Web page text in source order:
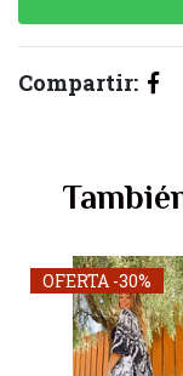
Compartir:
OFERTA -30%